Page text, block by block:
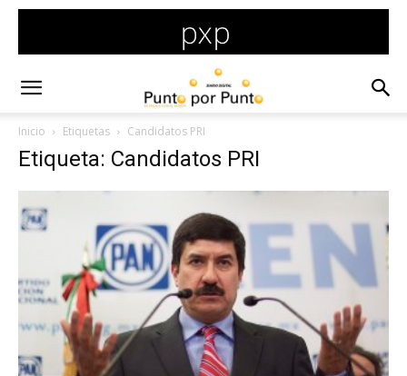
Inicio Etiquetas Candidatos PRI
Etiqueta: Candidatos PRI